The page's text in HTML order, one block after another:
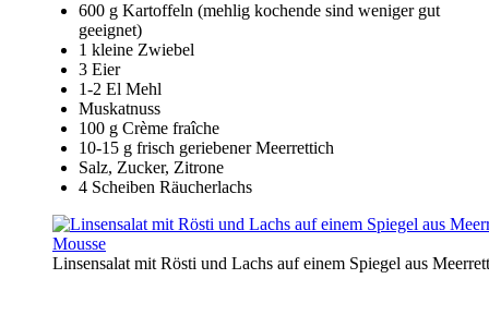
600 g Kartoffeln (mehlig kochende sind weniger gut
geeignet)
1 kleine Zwiebel
3 Eier
1-2 El Mehl
Muskatnuss
100 g Crème fraîche
10-15 g frisch geriebener Meerrettich
Salz, Zucker, Zitrone
4 Scheiben Räucherlachs
Linsensalat mit Rösti und Lachs auf einem Spiegel aus